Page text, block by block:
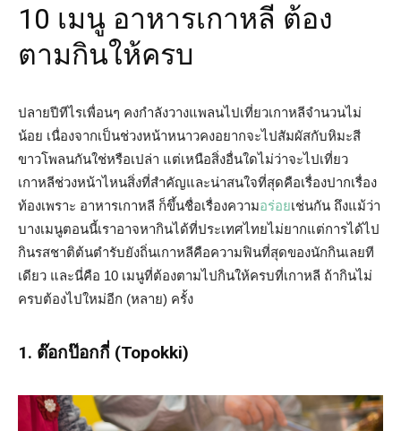
10 เมนู อาหารเกาหลี ต้อง
ตามกินให้ครบ
ปลายปีทีไรเพื่อนๆ คงกำลังวางแพลนไปเที่ยวเกาหลีจำนวนไม่
น้อย เนื่องจากเป็นช่วงหน้าหนาวคงอยากจะไปสัมผัสกับหิมะสี
ขาวโพลนกันใช่หรือเปล่า แต่เหนือสิ่งอื่นใดไม่ว่าจะไปเที่ยว
เกาหลีช่วงหน้าไหนสิ่งที่สำคัญและน่าสนใจที่สุดคือเรื่องปากเรื่อง
ท้องเพราะ อาหารเกาหลี ก็ขึ้นชื่อเรื่องความอร่อยเช่นกัน ถึงแม้ว่า
บางเมนูตอนนี้เราอาจหากินได้ที่ประเทศไทยไม่ยากแต่การได้ไป
กินรสชาติต้นตำรับยังถิ่นเกาหลีคือความฟินที่สุดของนักกินเลยที
เดียว และนี่คือ 10 เมนูที่ต้องตามไปกินให้ครบที่เกาหลี ถ้ากินไม่
ครบต้องไปใหม่อีก (หลาย) ครั้ง
1. ต๊อกป๊อกกี่ (Topokki)